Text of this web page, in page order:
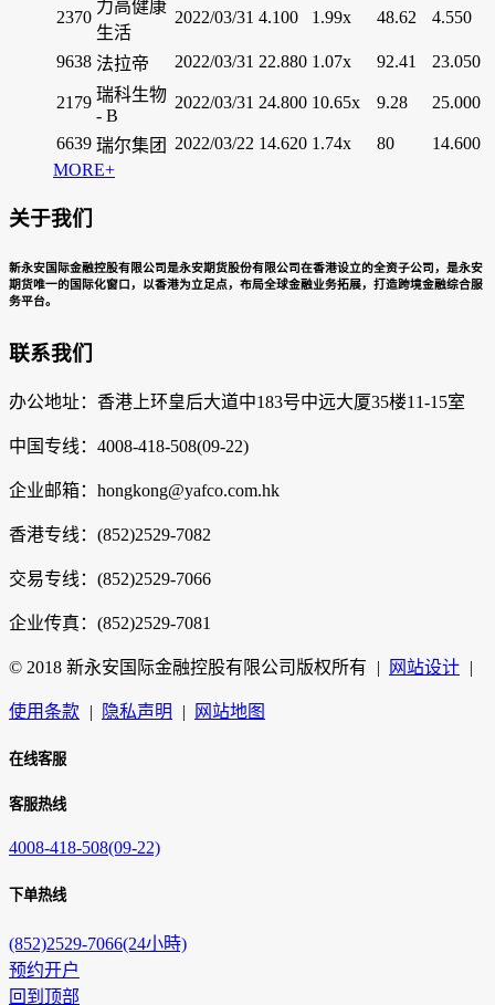
2370
力高健康
生活
2022/03/31 4.100 1.99x 48.62 4.550
9638 法拉帝 2022/03/31 22.880 1.07x 92.41 23.050
2179 瑞科生物
- B
2022/03/31 24.800 10.65x 9.28 25.000
6639 瑞尔集团 2022/03/22 14.620 1.74x 80
14.600
MORE+
关于我们
新永安国际金融控股有限公司是永安期货股份有限公司在香港设立的全资子公司，是永安
期货唯一的国际化窗口，以香港为立足点，布局全球金融业务拓展，打造跨境金融综合服
务平台。
联系我们
办公地址：香港上环皇后大道中183号中远大厦35楼11-15室
中国专线：4008-418-508(09-22)
企业邮箱：hongkong@yafco.com.hk
香港专线：(852)2529-7082
交易专线：(852)2529-7066
企业传真：(852)2529-7081
© 2018 新永安国际金融控股有限公司版权所有 | 网站设计 |
使用条款 | 隐私声明 | 网站地图
在线客服
客服热线
4008-418-508(09-22)
下单热线
(852)2529-7066(24小時)
预约开户
回到顶部